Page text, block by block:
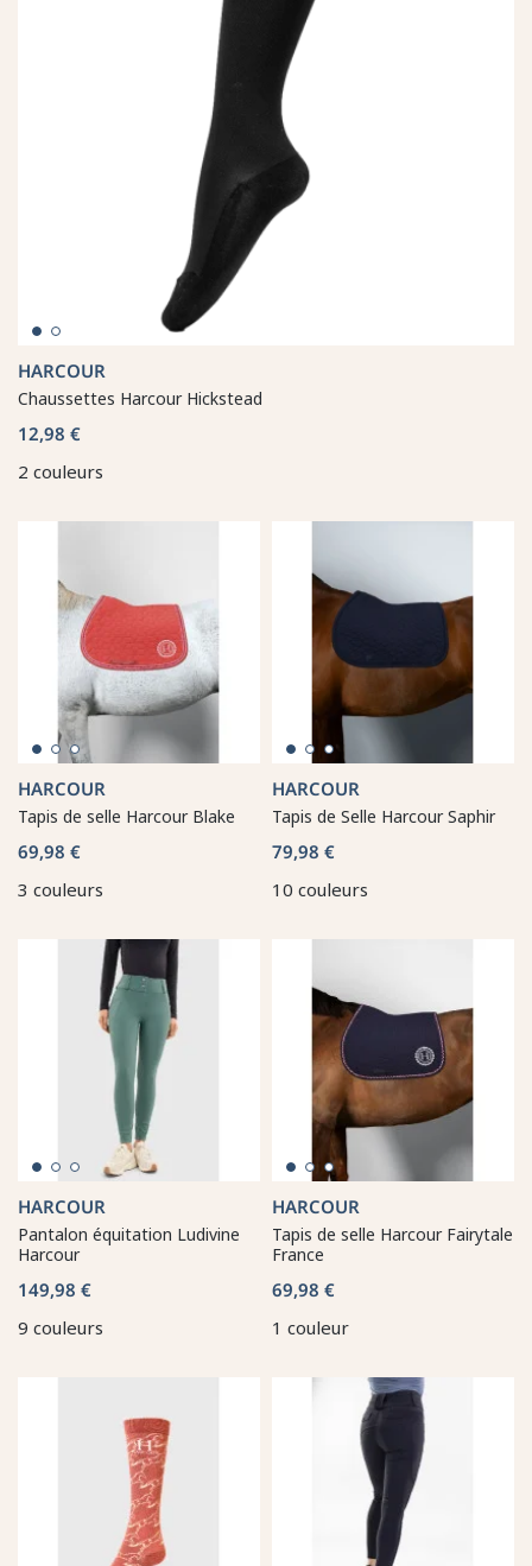
HARCOUR
Chaussettes Harcour Hickstead
12,98 €
2 couleurs
HARCOUR
Tapis de selle Harcour Blake
69,98 €
3 couleurs
HARCOUR
Tapis de Selle Harcour Saphir
79,98 €
10 couleurs
HARCOUR
Pantalon équitation Ludivine
Harcour
149,98 €
9 couleurs
HARCOUR
Tapis de selle Harcour Fairytale
France
69,98 €
1 couleur